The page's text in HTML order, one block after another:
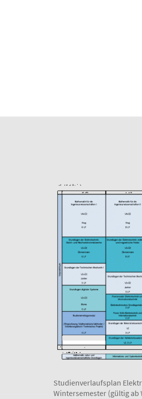
Studienverlaufsplan
Wintersemester (gültig ab